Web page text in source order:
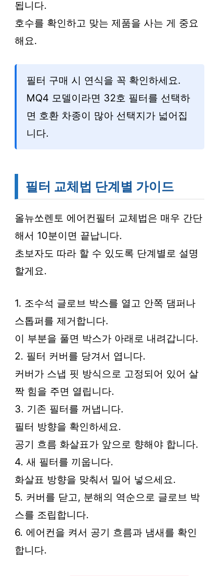
됩니다.
호수를 확인하고 맞는 제품을 사는 게 중요
해요.
필터 구매 시 연식을 꼭 확인하세요.
MQ4 모델이라면 32호 필터를 선택하
면 호환 차종이 많아 선택지가 넓어집
니다.
필터 교체법 단계별 가이드
올뉴쏘렌토 에어컨필터 교체법은 매우 간단
해서 10분이면 끝납니다.
초보자도 따라 할 수 있도록 단계별로 설명
할게요.
1. 조수석 글로브 박스를 열고 안쪽 댐퍼나
스톱퍼를 제거합니다.
이 부분을 풀면 박스가 아래로 내려갑니다.
2. 필터 커버를 당겨서 엽니다.
커버가 스냅 핏 방식으로 고정되어 있어 살
짝 힘을 주면 열립니다.
3. 기존 필터를 꺼냅니다.
필터 방향을 확인하세요.
공기 흐름 화살표가 앞으로 향해야 합니다.
4. 새 필터를 끼웁니다.
화살표 방향을 맞춰서 밀어 넣으세요.
5. 커버를 닫고, 분해의 역순으로 글로브 박
스를 조립합니다.
6. 에어컨을 켜서 공기 흐름과 냄새를 확인
합니다.